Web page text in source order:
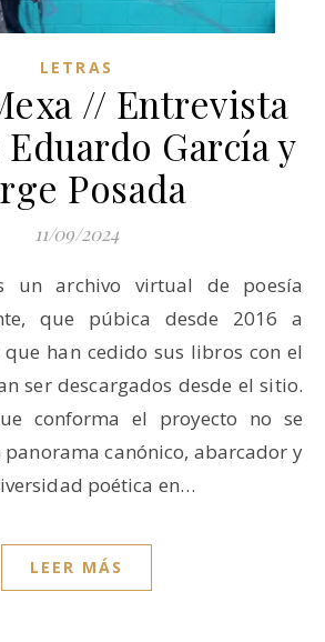
LETRAS
// Entrevista
García y
Posada
11/09/2024
que púbica desde 2016 a
han cedido sus libros con el
ser descargados desde el sitio.
conforma el proyecto no se
panorama canónico, abarcador y
poética en…
LEER MÁS